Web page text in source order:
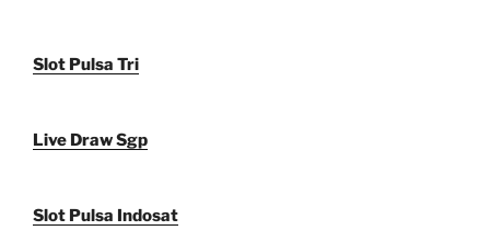
Slot Pulsa Tri
Live Draw Sgp
Slot Pulsa Indosat